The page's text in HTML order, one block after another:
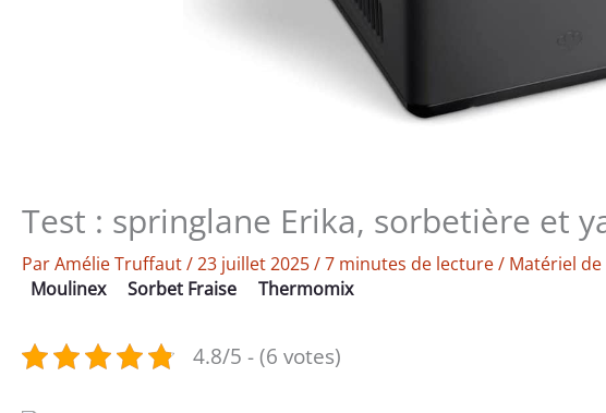
Test : springlane Erika, sorbetière et
ParAmélie Truffaut/23 juillet 2025/7 minutes de lecture/ Matériel
Moulinex
Sorbet Fraise Thermomix
4.8/5 - (6 votes)